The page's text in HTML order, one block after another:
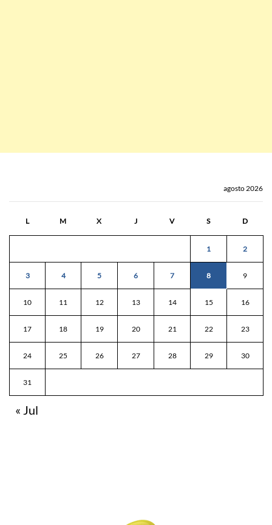
agosto 2026
L M X J V S D
1 2
3 4 5 6 7 8 9
10 11 12 13 14 15 16
17 18 19 20 21 22 23
24 25 26 27 28 29 30
31
« Jul